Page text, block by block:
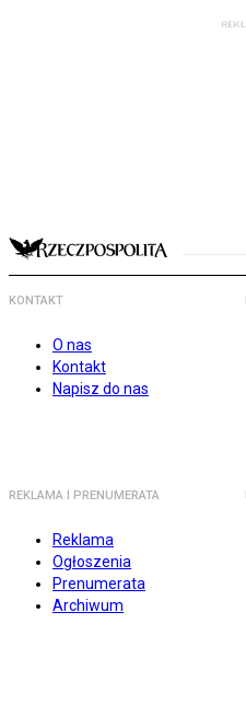
KONTAKT
O nas
Kontakt
Napisz do nas
REKLAMA I PRENUMERATA
Reklama
Ogłoszenia
Prenumerata
Archiwum